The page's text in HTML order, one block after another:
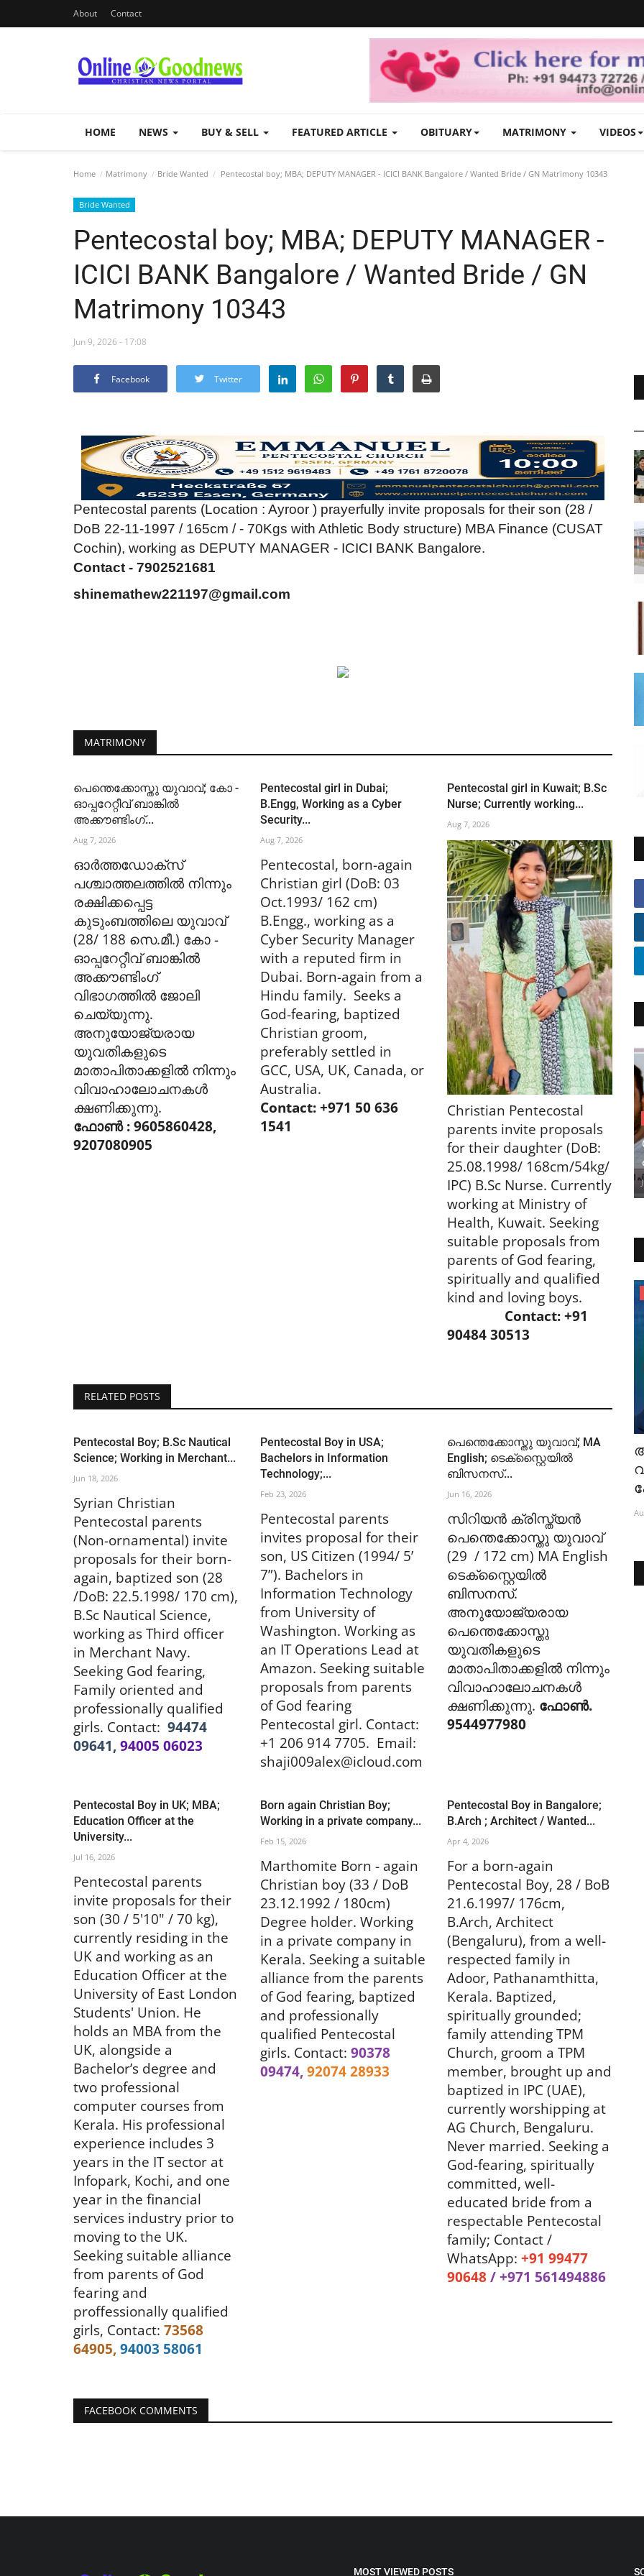
About Contact
HOME NEWS BUY & SELL FEATURED ARTICLE OBITUARY MATRIMONY VIDEOS
Home Matrimony Bride Wanted Pentecostal boy; MBA; DEPUTY MANAGER - ICICI BANK Bangalore / Wanted Bride / GN Matrimony 10343
Bride Wanted
Pentecostal boy; MBA; DEPUTY MANAGER -
ICICI BANK Bangalore / Wanted Bride / GN
Matrimony 10343
Jun 9, 2026 - 17:08
Facebook Twitter
Pentecostal parents (Location : Ayroor ) prayerfully invite proposals for their son (28 /
DoB 22-11-1997 / 165cm / - 70Kgs with Athletic Body structure) MBA Finance (CUSAT
Cochin), working as DEPUTY MANAGER - ICICI BANK Bangalore.
Contact - 7902521681
shinemathew221197@gmail.com
MATRIMONY
പെന്തെക്കോസ്തു യുവാവ്; കോ -
ഓപ്പറേറ്റീവ് ബാങ്കിൽ
അക്കൗണ്ടിംഗ്...
Aug 7, 2026
ഓർത്തഡോക്സ്
പശ്ചാത്തലത്തിൽ നിന്നും
രക്ഷിക്കപ്പെട്ട
കുടുംബത്തിലെ യുവാവ്
(28/ 188 സെ.മീ.) കോ -
ഓപ്പറേറ്റീവ് ബാങ്കിൽ
അക്കൗണ്ടിംഗ്
വിഭാഗത്തിൽ ജോലി
ചെയ്യുന്നു.
അനുയോജ്യരായ
യുവതികളുടെ
മാതാപിതാക്കളിൽ നിന്നും
വിവാഹാലോചനകൾ
ക്ഷണിക്കുന്നു.
ഫോൺ : 9605860428,
9207080905
Pentecostal girl in Dubai;
B.Engg, Working as a Cyber
Security...
Aug 7, 2026
Pentecostal, born-again
Christian girl (DoB: 03
Oct.1993/ 162 cm)
B.Engg., working as a
Cyber Security Manager
with a reputed firm in
Dubai. Born-again from a
Hindu family. Seeks a
God-fearing, baptized
Christian groom,
preferably settled in
GCC, USA, UK, Canada, or
Australia.
Contact: +971 50 636
1541
Pentecostal girl in Kuwait; B.Sc
Nurse; Currently working...
Aug 7, 2026
Christian Pentecostal
parents invite proposals
for their daughter (DoB:
25.08.1998/ 168cm/54kg/
IPC) B.Sc Nurse. Currently
working at Ministry of
Health, Kuwait. Seeking
suitable proposals from
parents of God fearing,
spiritually and qualified
kind and loving boys.
Contact: +91
90484 30513
RELATED POSTS
Pentecostal Boy; B.Sc Nautical
Science; Working in Merchant...
Jun 18, 2026
Syrian Christian
Pentecostal parents
(Non-ornamental) invite
proposals for their born-
again, baptized son (28
/DoB: 22.5.1998/ 170 cm),
B.Sc Nautical Science,
working as Third officer
in Merchant Navy.
Seeking God fearing,
Family oriented and
professionally qualified
girls. Contact: 94474
09641, 94005 06023
Pentecostal Boy in USA;
Bachelors in Information
Technology;...
Feb 23, 2026
Pentecostal parents
invites proposal for their
son, US Citizen (1994/ 5’
7”). Bachelors in
Information Technology
from University of
Washington. Working as
an IT Operations Lead at
Amazon. Seeking suitable
proposals from parents
of God fearing
Pentecostal girl. Contact:
+1 206 914 7705. Email:
shaji009alex@icloud.com
പെന്തെക്കോസ്തു യുവാവ്; MA
English; ടെക്‌സ്റ്റൈയില്‍
ബിസനസ്...
Jun 16, 2026
സിറിയന്‍ ക്രിസ്ത്യന്‍
പെന്തെക്കോസ്തു യുവാവ്
(29 / 172 cm) MA English
ടെക്‌സ്റ്റൈയില്‍
ബിസനസ്.
അനുയോജ്യരായ
പെന്തെക്കോസ്തു
യുവതികളുടെ
മാതാപിതാക്കളില്‍ നിന്നും
വിവാഹാലോചനകള്‍
ക്ഷണിക്കുന്നു. ഫോണ്‍.
9544977980
Pentecostal Boy in UK; MBA;
Education Officer at the
University...
Jul 16, 2026
Pentecostal parents
invite proposals for their
son (30 / 5'10" / 70 kg),
currently residing in the
UK and working as an
Education Officer at the
University of East London
Students' Union. He
holds an MBA from the
UK, alongside a
Bachelor’s degree and
two professional
computer courses from
Kerala. His professional
experience includes 3
years in the IT sector at
Infopark, Kochi, and one
year in the financial
services industry prior to
moving to the UK.
Seeking suitable alliance
from parents of God
fearing and
proffessionally qualified
girls, Contact: 73568
64905, 94003 58061
Born again Christian Boy;
Working in a private company...
Feb 15, 2026
Marthomite Born - again
Christian boy (33 / DoB
23.12.1992 / 180cm)
Degree holder. Working
in a private company in
Kerala. Seeking a suitable
alliance from the parents
of God fearing, baptized
and professionally
qualified Pentecostal
girls. Contact: 90378
09474, 92074 28933
Pentecostal Boy in Bangalore;
B.Arch ; Architect / Wanted...
Apr 4, 2026
For a born-again
Pentecostal Boy, 28 / BoB
21.6.1997/ 176cm,
B.Arch, Architect
(Bengaluru), from a well-
respected family in
Adoor, Pathanamthitta,
Kerala. Baptized,
spiritually grounded;
family attending TPM
Church, groom a TPM
member, brought up and
baptized in IPC (UAE),
currently worshipping at
AG Church, Bengaluru.
Never married. Seeking a
God-fearing, spiritually
committed, well-
educated bride from a
respectable Pentecostal
family; Contact /
WhatsApp: +91 99477
90648/ +971 561494886
FACEBOOK COMMENTS
Pentecostal Girl; B.Tech Computer
MOST VIEWED POSTS